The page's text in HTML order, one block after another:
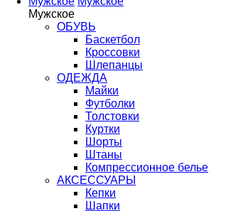
Мужское
ОБУВЬ
Баскетбол
Кроссовки
Шлепанцы
ОДЕЖДА
Майки
Футболки
Толстовки
Куртки
Шорты
Штаны
Компрессионное белье
АКСЕССУАРЫ
Кепки
Шапки